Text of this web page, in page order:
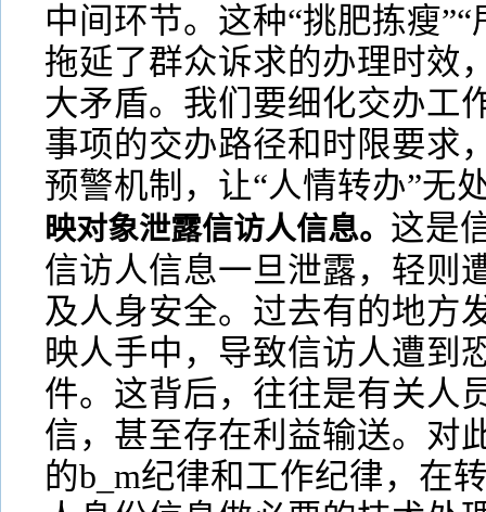
中间环节。这种“挑肥拣瘦
拖延了群众诉求的办理时效
大矛盾。我们要细化交办工
事项的交办路径和时限要求
预警机制，让“人情转办”无
映对象泄露信访人信息。 这是
信访人信息一旦泄露，轻则
及人身安全。过去有的地方
映人手中，导致信访人遭到
件。这背后，往往是有关人
信，甚至存在利益输送。对
的b_m纪律和工作纪律，在